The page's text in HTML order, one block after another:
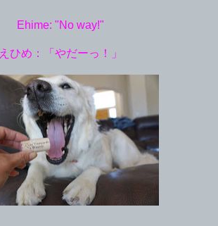
Ehime: "No way!"
えひめ：「やだーっ！」